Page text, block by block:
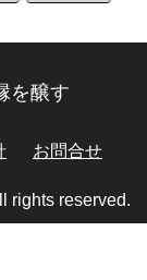
を醸す
お問合せ
rights reserved.